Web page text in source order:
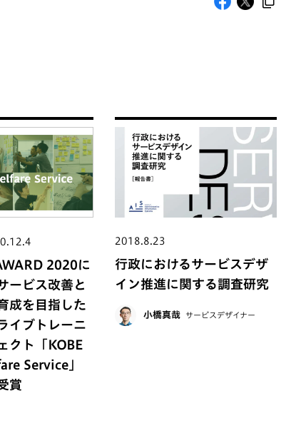
2020に
ービス改善と
成を目指した
イブトレーニ
クト「KOBE
Service」
賞
2018.8.23
行政におけるサービスデザ
イン推進に関する調査研究
小橋真哉 サービスデザイナー